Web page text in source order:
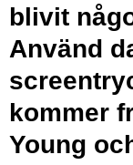
blivit
Använd
kommer
Young